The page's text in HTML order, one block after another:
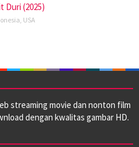
Duri (2025)
USA
streaming movie dan nonton film
dengan kwalitas gambar HD.